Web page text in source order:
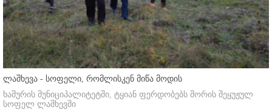
ლაშხევა - სოფელი, რომლისკენ მიწა მოდის
ხაშურის მუნიციპალიტეტში, ტყიან ფერდობებს შორის შეყუჟულ
სოფელ ლაშხევში